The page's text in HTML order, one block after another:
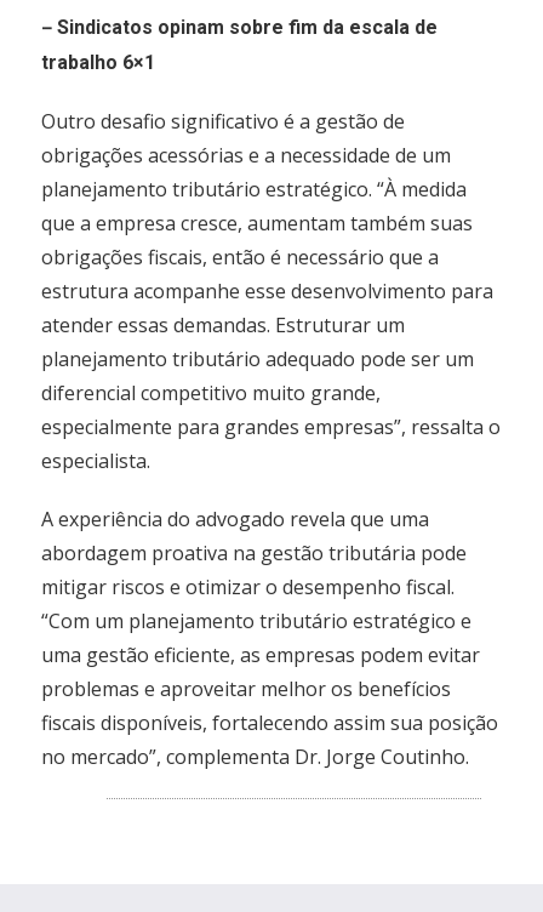
–Sindicatos opinam sobre fim da escala de
trabalho 6×1
Outro desafio significativo é a gestão de
obrigações acessórias e a necessidade de um
planejamento tributário estratégico. “À medida
que a empresa cresce, aumentam também suas
obrigações fiscais, então é necessário que a
estrutura acompanhe esse desenvolvimento para
atender essas demandas. Estruturar um
planejamento tributário adequado pode ser um
diferencial competitivo muito grande,
especialmente para grandes empresas”, ressalta o
especialista.
A experiência do advogado revela que uma
abordagem proativa na gestão tributária pode
mitigar riscos e otimizar o desempenho fiscal.
“Com um planejamento tributário estratégico e
uma gestão eficiente, as empresas podem evitar
problemas e aproveitar melhor os benefícios
fiscais disponíveis, fortalecendo assim sua posição
no mercado”, complementa Dr. Jorge Coutinho.